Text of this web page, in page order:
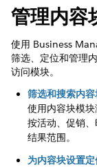
管理内容
使用 Business
筛选、定位和管理
访问模块。
筛选和搜索内容
使用内容块模
按活动、促销
结果范围。
为内容块设置